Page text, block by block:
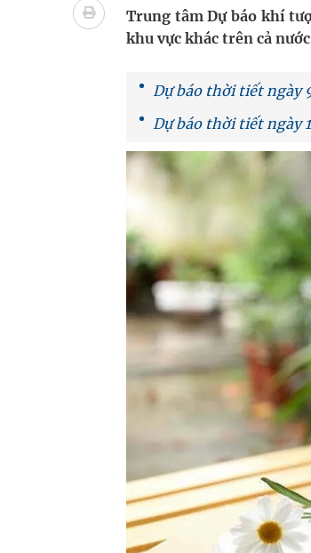
bảo vệ sức khỏe Nhân dân
Không chỉ cắt tóc, Đông Tây
Bệnh viện không được thu thêm
Ung thư thận: Nguy hiểm vì tiến
Vương Thành Công: Khi việc học
Chấn chỉnh hoạt động kinh doanh
Trung tâm Dự báo khí
khu vực khác trên cả
Dự báo thời tiết ngày
Dự báo thời tiết ngày